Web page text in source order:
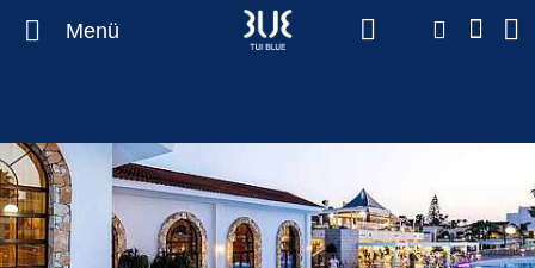
Menü